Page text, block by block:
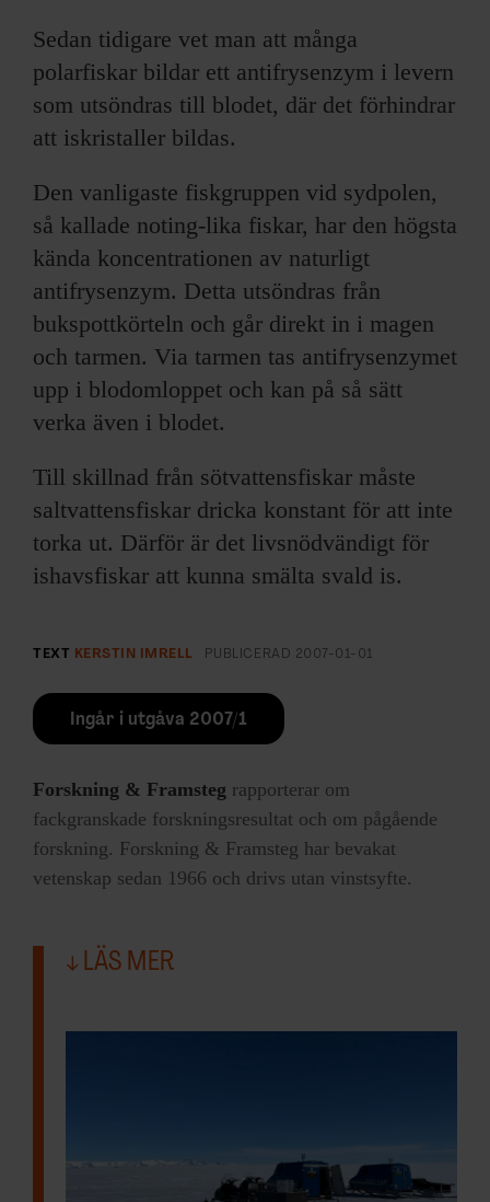
Sedan tidigare vet man att många
polarfiskar bildar ett antifrysenzym i levern
som utsöndras till blodet, där det förhindrar
att iskristaller bildas.
Den vanligaste fiskgruppen vid sydpolen,
så kallade noting-lika fiskar, har den högsta
kända koncentrationen av naturligt
antifrysenzym. Detta utsöndras från
bukspottkörteln och går direkt in i magen
och tarmen. Via tarmen tas antifrysenzymet
upp i blodomloppet och kan på så sätt
verka även i blodet.
Till skillnad från sötvattensfiskar måste
saltvattensfiskar dricka konstant för att inte
torka ut. Därför är det livsnödvändigt för
ishavsfiskar att kunna smälta svald is.
TEXT KERSTIN IMRELL PUBLICERAD 2007-01-01
Ingår i utgåva 2007/1
Forskning & Framsteg rapporterar om
fackgranskade forskningsresultat och om pågående
forskning. Forskning & Framsteg har bevakat
vetenskap sedan 1966 och drivs utan vinstsyfte.
LÄS MER